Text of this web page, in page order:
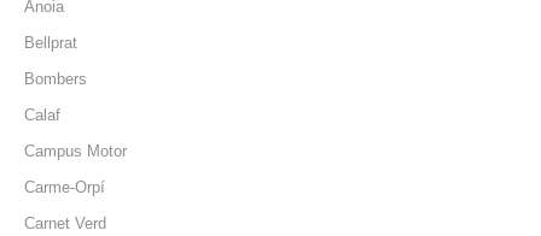
Anoia
Bellprat
Bombers
Calaf
Campus Motor
Carme-Orpí
Carnet Verd